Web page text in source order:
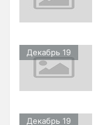
Декабрь 19
Декабрь 19